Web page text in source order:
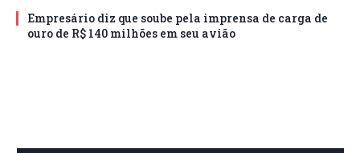
Empresário diz que soube pela imprensa de carga de
ouro de R$ 140 milhões em seu avião